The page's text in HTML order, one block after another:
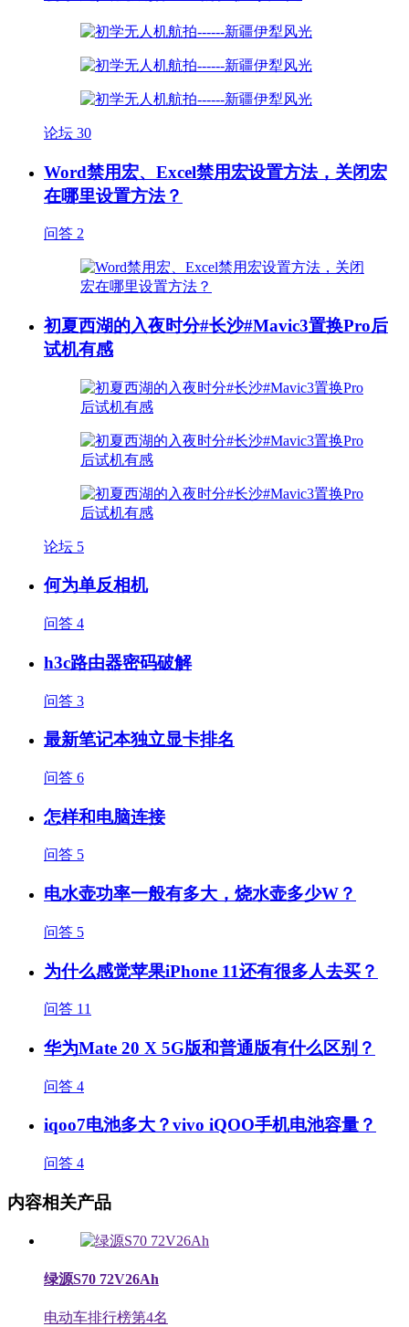
论坛 30
Word禁用宏、Excel禁用宏设置方法，关闭宏
在哪里设置方法？
问答 2
初夏西湖的入夜时分#长沙#Mavic3置换Pro后
试机有感
论坛 5
何为单反相机
问答 4
h3c路由器密码破解
问答 3
最新笔记本独立显卡排名
问答 6
怎样和电脑连接
问答 5
电水壶功率一般有多大，烧水壶多少W？
问答 5
为什么感觉苹果iPhone 11还有很多人去买？
问答 11
华为Mate 20 X 5G版和普通版有什么区别？
问答 4
iqoo7电池多大？vivo iQOO手机电池容量？
问答 4
内容相关产品
绿源S70 72V26Ah
电动车排行榜第4名